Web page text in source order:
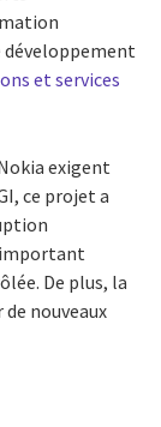
et services
exigent
ce projet a
important
De plus, la
nouveaux